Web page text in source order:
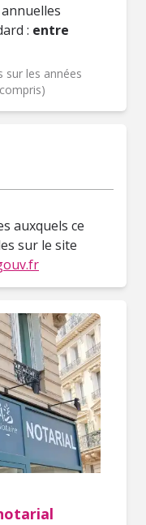
: entre
sur les années
auxquels ce
sur le site